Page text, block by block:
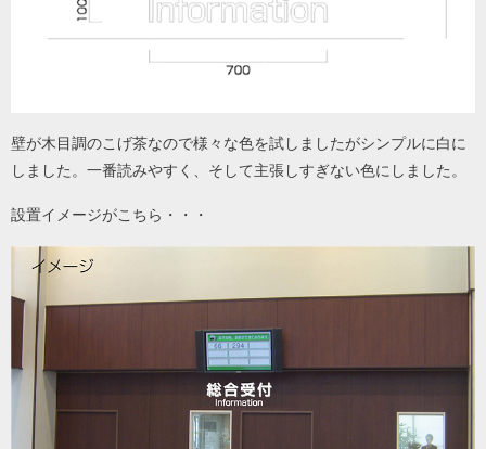
壁が木目調のこげ茶なので様々な色を試しましたがシンプルに白に
しました。一番読みやすく、そして主張しすぎない色にしました。
設置イメージがこちら・・・